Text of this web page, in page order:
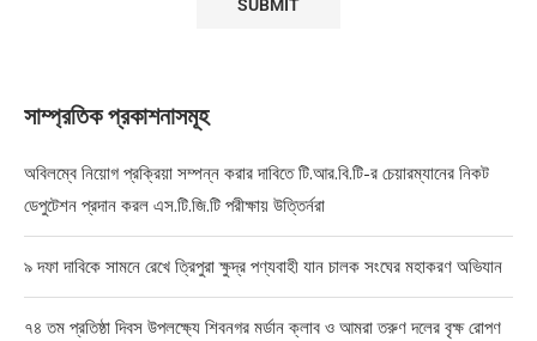
সাম্প্রতিক প্রকাশনাসমূহ
অবিলম্বে নিয়োগ প্রক্রিয়া সম্পন্ন করার দাবিতে টি.আর.বি.টি-র চেয়ারম্যানের নিকট
ডেপুটেশন প্রদান করল এস.টি.জি.টি পরীক্ষায় উত্তির্নরা
৯ দফা দাবিকে সামনে রেখে ত্রিপুরা ক্ষুদ্র পণ্যবাহী যান চালক সংঘের মহাকরণ অভিযান
৭৪ তম প্রতিষ্ঠা দিবস উপলক্ষ্যে শিবনগর মর্ডান ক্লাব ও আমরা তরুণ দলের বৃক্ষ রোপণ